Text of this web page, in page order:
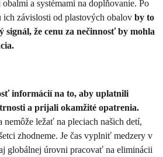
a systémami na doplňovanie. Po
závislosti od plastových obalov by to
že cenu za nečinnosť by mohla
informácií na to, aby uplatnili
a prijali okamžité opatrenia.
nemôže ležať na pleciach našich detí,
zhodneme. Je čas vyplniť medzery v
globálnej úrovni pracovať na eliminácii